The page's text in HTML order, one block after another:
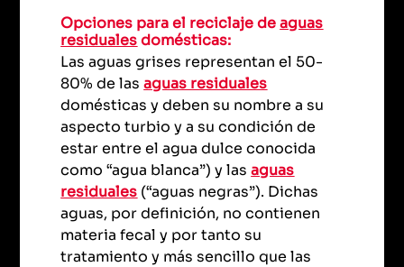
Opciones para el reciclaje deaguas
residualesdomésticas:
Las aguas grises representan el 50-
80% de lasaguas residuales
domésticas y deben su nombre a su
aspecto turbio y a su condición de
estar entre el agua dulce conocida
como “agua blanca”) y lasaguas
residuales (“aguas negras”). Dichas
aguas, por definición, no contienen
materia fecal y por tanto su
tratamiento y más sencillo que las